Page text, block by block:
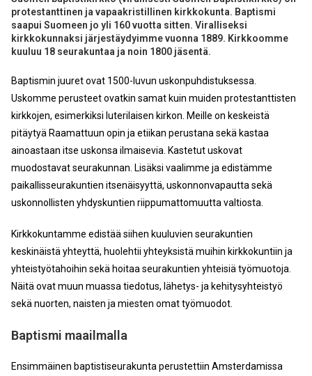
protestanttinen ja vapaakristillinen kirkkokunta. Baptismi
saapui Suomeen jo yli 160 vuotta sitten. Viralliseksi
kirkkokunnaksi järjestäydyimme vuonna 1889. Kirkkoomme
kuuluu 18 seurakuntaa ja noin 1800 jäsentä.
Baptismin juuret ovat 1500-luvun uskonpuhdistuksessa.
Uskomme perusteet ovatkin samat kuin muiden protestanttisten
kirkkojen, esimerkiksi luterilaisen kirkon. Meille on keskeistä
pitäytyä Raamattuun opin ja etiikan perustana sekä kastaa
ainoastaan itse uskonsa ilmaisevia. Kastetut uskovat
muodostavat seurakunnan. Lisäksi vaalimme ja edistämme
paikallisseurakuntien itsenäisyyttä, uskonnonvapautta sekä
uskonnollisten yhdyskuntien riippumattomuutta valtiosta.
Kirkkokuntamme edistää siihen kuuluvien seurakuntien
keskinäistä yhteyttä, huolehtii yhteyksistä muihin kirkkokuntiin ja
yhteistyötahoihin sekä hoitaa seurakuntien yhteisiä työmuotoja.
Näitä ovat muun muassa tiedotus, lähetys- ja kehitysyhteistyö
sekä nuorten, naisten ja miesten omat työmuodot.
Baptismi maailmalla
Ensimmäinen baptistiseurakunta perustettiin Amsterdamissa